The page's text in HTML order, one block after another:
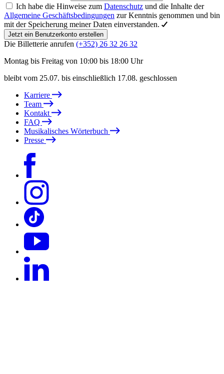
Ich habe die Hinweise zum Datenschutz und die Inhalte der
Allgemeine Geschäftsbedingungen zur Kenntnis genommen und bin
mit der Speicherung meiner Daten einverstanden.
Jetzt ein Benutzerkonto erstellen
Die Billetterie anrufen (+352) 26 32 26 32
Montag bis Freitag von 10:00 bis 18:00 Uhr
bleibt vom 25.07. bis einschließlich 17.08. geschlossen
Karriere
Team
Kontakt
FAQ
Musikalisches Wörterbuch
Presse